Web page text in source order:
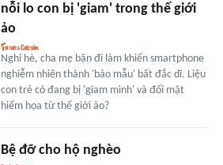
nỗi lo con bị 'giam' trong thế giới
ảo
Nghỉ hè, cha mẹ bận đi làm khiến smartphone
nghiễm nhiên thành 'bảo mẫu' bất đắc dĩ. Liệu
con trẻ có đang bị 'giam mình' và đối mặt
hiểm họa từ thế giới ảo?
Bệ đỡ cho hộ nghèo